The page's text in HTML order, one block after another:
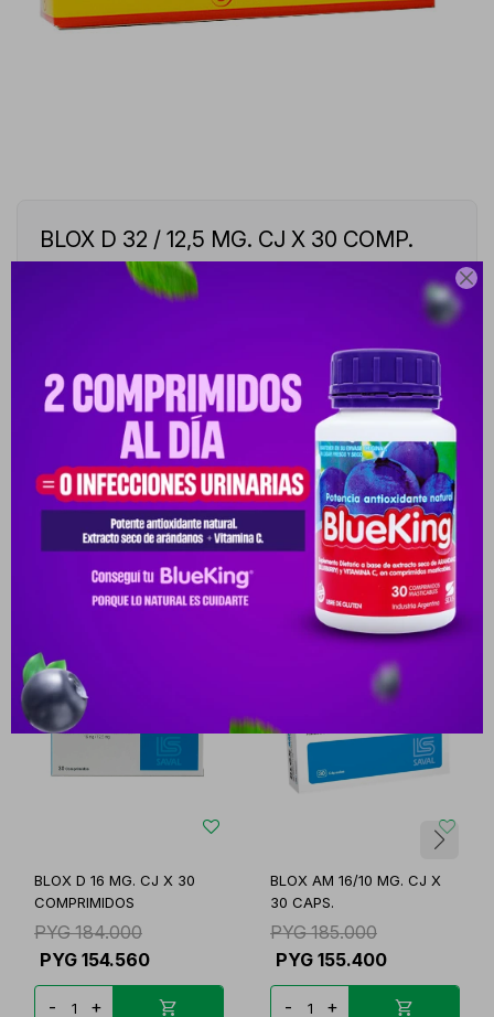

BLOX D 32 / 12,5 MG. CJ X 30 COMP.
10009589-10009589
BLOX-D CANDESARTÁN CILEXETIL 32 MG
Este artículo está agotado.
Productos que te pueden interesar
BLOX D 16 MG. CJ X 30
COMPRIMIDOS
PYG 184.000
PYG 154.560
- +
BLOX AM 16/10 MG. CJ X
30 CAPS.
PYG 185.000
PYG 155.400
- +